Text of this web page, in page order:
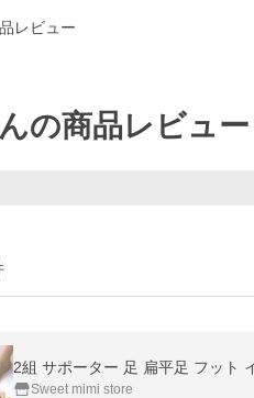
レビュー
の商品レビュー
Sweet mimi store